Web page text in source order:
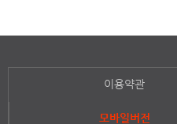
이용약관
모바일버전